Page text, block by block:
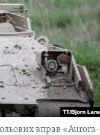
вправ «Aurora-